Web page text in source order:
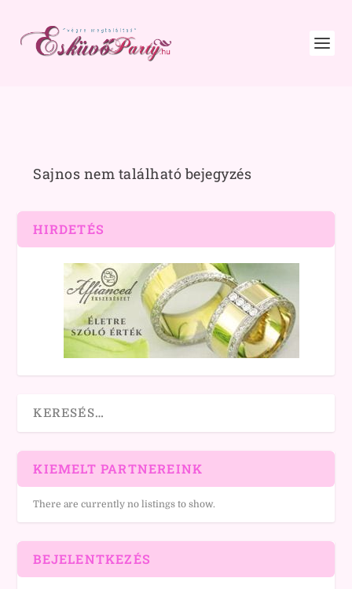
Sajnos nem található bejegyzés
HIRDETÉS
KIEMELT PARTNEREINK
There are currently no listings to show.
BEJELENTKEZÉS